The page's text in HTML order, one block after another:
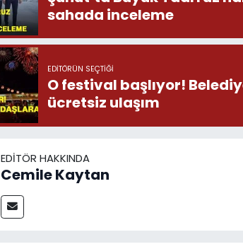
sahada inceleme
EDITÖRÜN SEÇTIĞI
O festival başlıyor!
ücretsiz ulaşım
EDITÖR HAKKINDA
Cemile Kaytan